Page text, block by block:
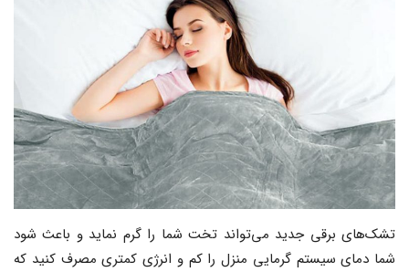
تشک‌های برقی جدید می‌تواند تخت شما را گرم نماید و باعث شود
شما دمای سیستم گرمایی منزل را کم و انرژی کمتری مصرف کنید که